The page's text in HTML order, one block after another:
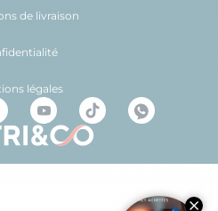
de livraison
légales